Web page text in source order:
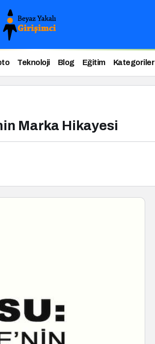
Teknoloji Blog Eğitim Kategoriler
Marka Hikayesi